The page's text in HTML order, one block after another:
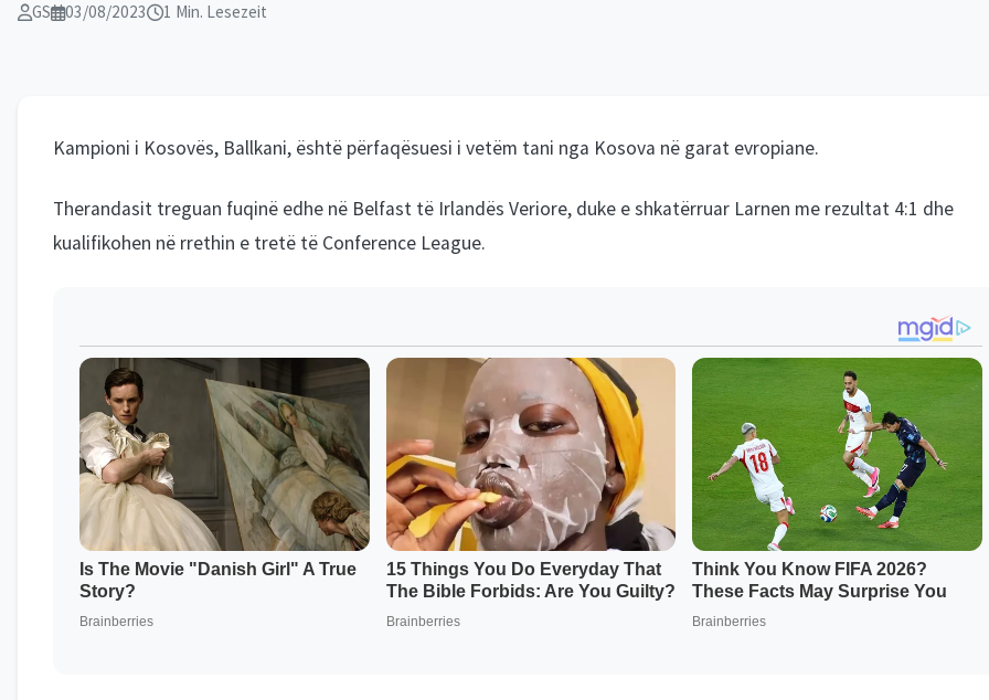
GS 03/08/2023 1 Min. Lesezeit
Kampioni i Kosovës, Ballkani, është përfaqësuesi i vetëm tani nga Kosova në garat evropiane.
Therandasit treguan fuqinë edhe në Belfast të Irlandës Veriore, duke e shkatërruar Larnen me rezultat 4:1 dhe
kualifikohen në rrethin e tretë të Conference League.